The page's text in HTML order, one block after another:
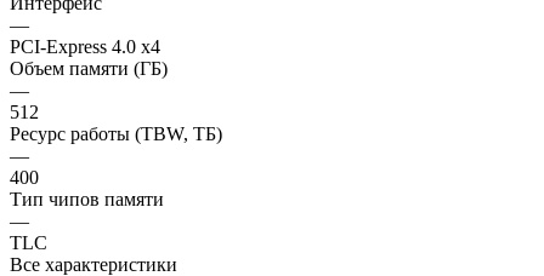
—
PCI-Express 4.0 x4
Объем памяти (ГБ)
—
512
Ресурс работы (TBW, ТБ)
—
400
Тип чипов памяти
—
TLC
Все характеристики